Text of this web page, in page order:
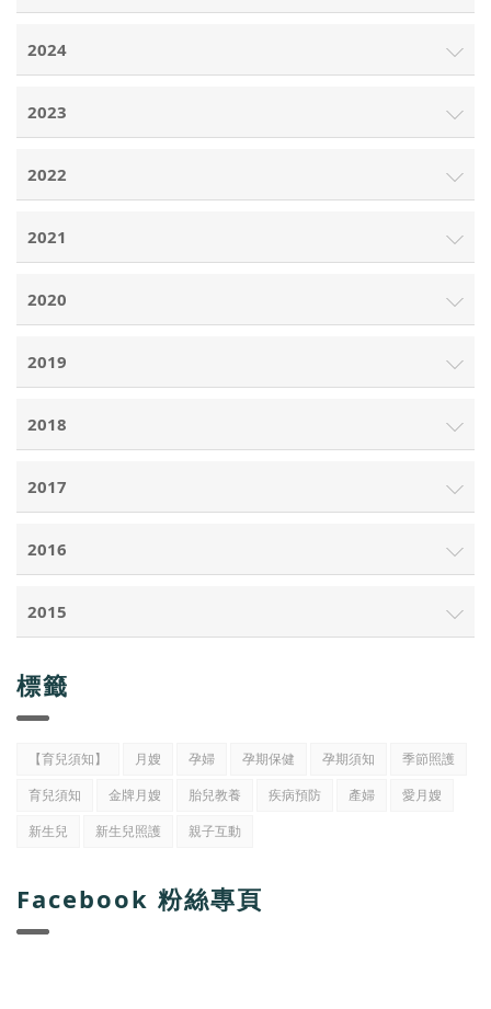
2024
2023
2022
2021
2020
2019
2018
2017
2016
2015
標籤
【育兒須知】 月嫂 孕婦 孕期保健 孕期須知
季節照護
育兒須知
金牌月嫂 胎兒教養 疾病預防 產婦
愛月嫂
新生兒
新生兒照護 親子互動
Facebook 粉絲專頁